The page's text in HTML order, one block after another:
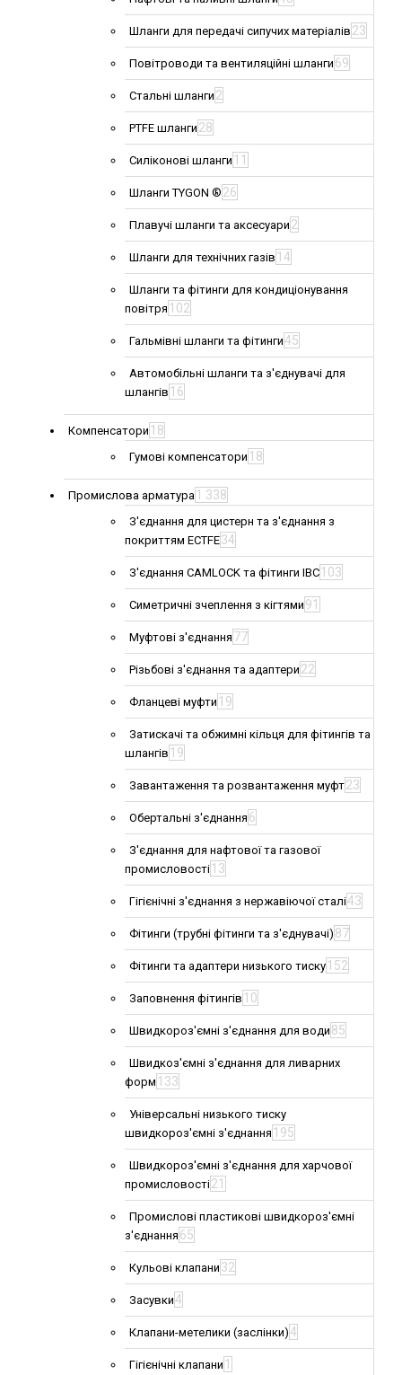
Шланги для передачі сипучих матеріалів 23
Повітроводи та вентиляційні шланги 69
Стальні шланги 2
PTFE шланги 28
Силіконові шланги 11
Шланги TYGON ® 26
Плавучі шланги та аксесуари 2
Шланги для технічних газів 14
Шланги та фітинги для кондиціонування
повітря 102
Гальмівні шланги та фітинги45
Автомобільні шланги та з'єднувачі для
шлангів 16
Компенсатори 18
Гумові компенсатори 18
Промислова арматура 1 338
З'єднання для цистерн та з'єднання з
покриттям ECTFE34
З'єднання CAMLOCK та фітинги IBC 103
Симетричні зчеплення з кігтями 91
Муфтові з'єднання 77
Різьбові з'єднання та адаптери 22
Фланцеві муфти 19
Затискачі та обжимні кільця для фітингів та
шлангів 19
Завантаження та розвантаження муфт23
Обертальні з'єднання 6
З'єднання для нафтової та газової
промисловості 13
Гігієнічні з'єднання з нержавіючої сталі43
Фітинги (трубні фітинги та з'єднувачі) 87
Фітинги та адаптери низького тиску 152
Заповнення фітингів 10
Швидкороз'ємні з'єднання для води 85
Швидкоз'ємні з'єднання для ливарних
форм 133
Універсальні низького тиску
швидкороз'ємні з'єднання 195
Швидкороз'ємні з'єднання для харчової
промисловості21
Промислові пластикові швидкороз'ємні
з'єднання 65
Кульові клапани 32
Засувки4
Клапани-метелики (заслінки)4
Гігієнічні клапани 1